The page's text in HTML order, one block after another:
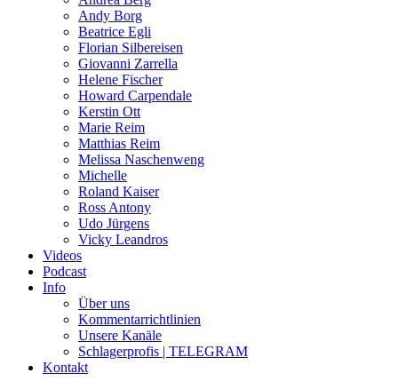
Andy Borg
Beatrice Egli
Florian Silbereisen
Giovanni Zarrella
Helene Fischer
Howard Carpendale
Kerstin Ott
Marie Reim
Matthias Reim
Melissa Naschenweng
Michelle
Roland Kaiser
Ross Antony
Udo Jürgens
Vicky Leandros
Videos
Podcast
Info
Über uns
Kommentarrichtlinien
Unsere Kanäle
Schlagerprofis | TELEGRAM
Kontakt